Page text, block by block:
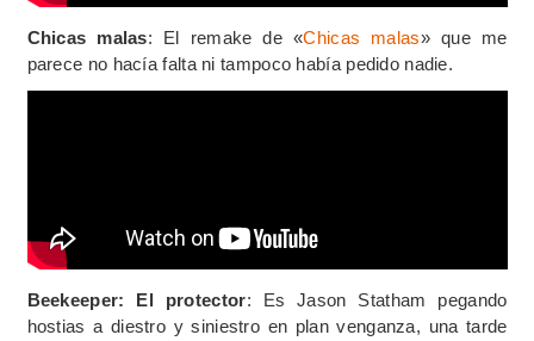
Chicas malas: El remake de «Chicas malas» que me
parece no hacía falta ni tampoco había pedido nadie.
Beekeeper: El protector: Es Jason Statham pegando
hostias a diestro y siniestro en plan venganza, una tarde